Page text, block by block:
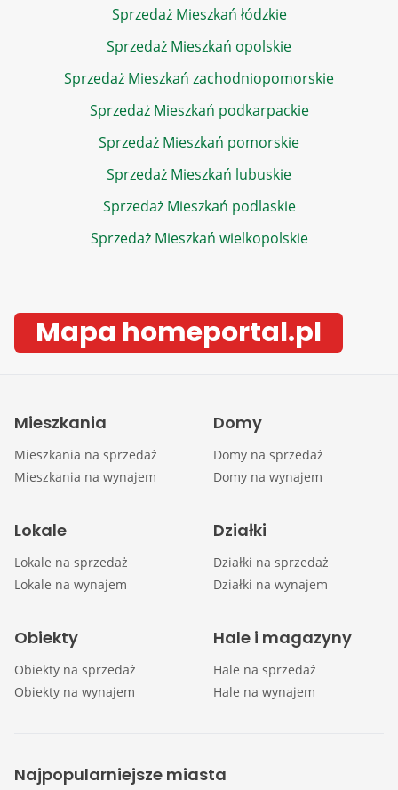
Sprzedaż Mieszkań łódzkie
Sprzedaż Mieszkań opolskie
Sprzedaż Mieszkań zachodniopomorskie
Sprzedaż Mieszkań podkarpackie
Sprzedaż Mieszkań pomorskie
Sprzedaż Mieszkań lubuskie
Sprzedaż Mieszkań podlaskie
Sprzedaż Mieszkań wielkopolskie
Mapa homeportal.pl
Mieszkania
Mieszkania na sprzedaż
Mieszkania na wynajem
Domy
Domy na sprzedaż
Domy na wynajem
Lokale
Lokale na sprzedaż
Lokale na wynajem
Działki
Działki na sprzedaż
Działki na wynajem
Obiekty
Obiekty na sprzedaż
Obiekty na wynajem
Hale i magazyny
Hale na sprzedaż
Hale na wynajem
Najpopularniejsze miasta